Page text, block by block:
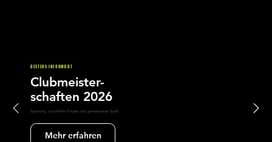
BESTENS INFORMIERT
Clubmeister-
schaften 2026
Spannung, sportlicher Ehrgeiz und gemeinsamer Spaß.
Mehr erfahren